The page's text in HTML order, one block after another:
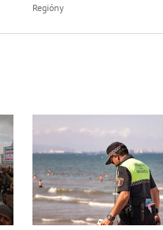
Regióny